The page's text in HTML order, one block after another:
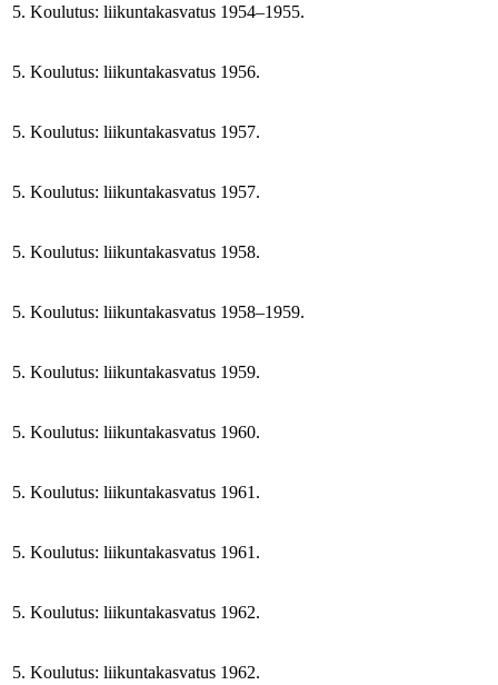
5. Koulutus: liikuntakasvatus 1954–1955.
5. Koulutus: liikuntakasvatus 1956.
5. Koulutus: liikuntakasvatus 1957.
5. Koulutus: liikuntakasvatus 1957.
5. Koulutus: liikuntakasvatus 1958.
5. Koulutus: liikuntakasvatus 1958–1959.
5. Koulutus: liikuntakasvatus 1959.
5. Koulutus: liikuntakasvatus 1960.
5. Koulutus: liikuntakasvatus 1961.
5. Koulutus: liikuntakasvatus 1961.
5. Koulutus: liikuntakasvatus 1962.
5. Koulutus: liikuntakasvatus 1962.